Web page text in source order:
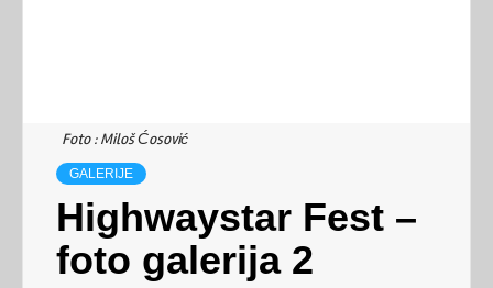
Foto : Miloš Ćosović
GALERIJE
Highwaystar Fest –
foto galerija 2